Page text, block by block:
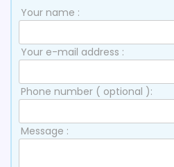
Your name :
Your e-mail address :
Phone number ( optional ):
Message :